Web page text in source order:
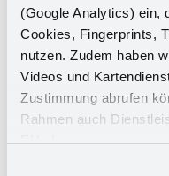
(Google Analytics) ein,
Cookies, Fingerprints,
nutzen. Zudem haben
Videos und
Zustimmung abrufen
Rahmen auch
EU ohne
Wichtigkeit von
Die Gestaltung und
Ladenbau spielen eine
eines
funktional